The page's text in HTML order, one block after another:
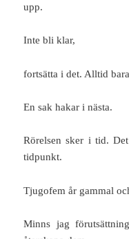
upp.
Inte bli klar,
fortsätta i det. Alltid
En sak hakar i nästa.
Rörelsen sker i tid.
tidpunkt.
Tjugofem år gammal
Minns jag